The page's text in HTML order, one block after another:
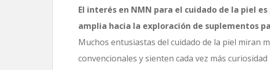
El interés en NMN para el cuidado de la piel
amplia hacia la exploración de suplementos
Muchos entusiastas del cuidado de la piel miran
convencionales y sienten cada vez más